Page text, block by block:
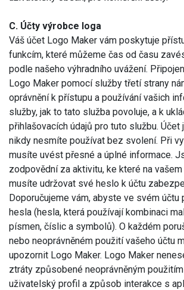
C. Účty výrobce loga
Váš účet Logo Maker vám poskytuje
funkcím, které můžeme čas od času
podle našeho výhradního uvážení.
Logo Maker pomocí služby třetí strany
oprávnění k přístupu a používání vašich
služby, jak to tato služba povoluje, a k
přihlašovacích údajů pro tuto službu. Účet
nikdy nesmíte používat bez svolení. Při
musíte uvést přesné a úplné informace.
zodpovědní za aktivitu, ke které na
musíte udržovat své heslo k účtu
Doporučujeme vám, abyste ve svém účtu
hesla (hesla, která používají kombinaci
písmen, číslic a symbolů). O každém
nebo neoprávněném použití vašeho účtu
upozornit Logo Maker. Logo Maker
ztráty způsobené neoprávněným
uživatelský profil a způsob interakce s